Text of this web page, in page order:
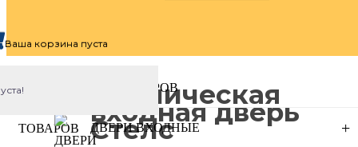
Ваша корзина пуста
КАТАЛОГ ТОВАРОВ
+
ДВЕРИ ВХОДНЫЕ
Металлическая
входная дверь
Стелс